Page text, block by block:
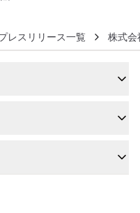
レスリリース一覧 株式会